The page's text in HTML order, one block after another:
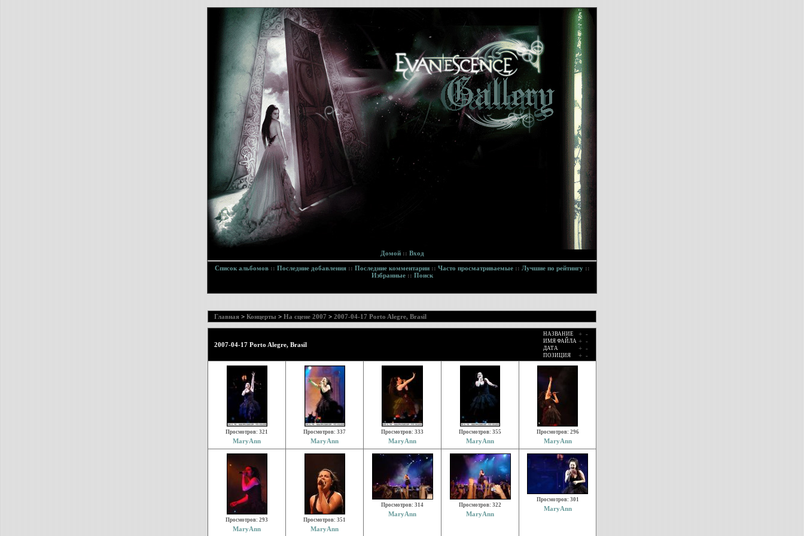
Домой:: Вход
Список альбомов:: Последние добавления:: Последние комментарии:: Часто просматриваемые:: Лучшие по рейтингу::
Избранные:: Поиск
Главная > Концерты > На сцене 2007 > 2007-04-17 Porto Alegre, Brasil
2007-04-17 Porto Alegre, Brasil
НАЗВАНИЕ + -
ИМЯ ФАЙЛА + -
ДАТА + -
ПОЗИЦИЯ + -
Просмотров: 321
MaryAnn
Просмотров: 337
MaryAnn
Просмотров: 333
MaryAnn
Просмотров: 355
MaryAnn
Просмотров: 296
MaryAnn
Просмотров: 293
MaryAnn
Просмотров: 351
MaryAnn
Просмотров: 314
MaryAnn
Просмотров: 322
MaryAnn
Просмотров: 301
MaryAnn